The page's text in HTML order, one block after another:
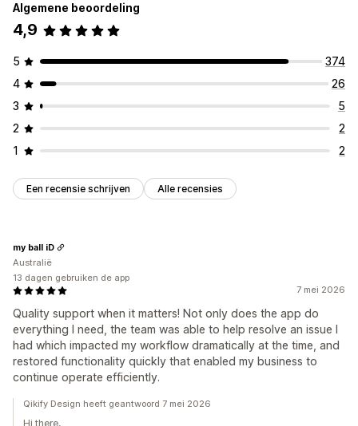
Algemene beoordeling
4,9
5
374
4
26
3
5
2
2
1
2
Een recensie schrijven Alle recensies
7 mei 2026
Quality support when it matters! Not only does the app do
everything I need, the team was able to help resolve an issue I
had which impacted my workflow dramatically at the time, and
restored functionality quickly that enabled my business to
continue operate efficiently.
my ball iD
Australië
13 dagen gebruiken de app
Qikify Design heeft geantwoord 7 mei 2026
Hi there,